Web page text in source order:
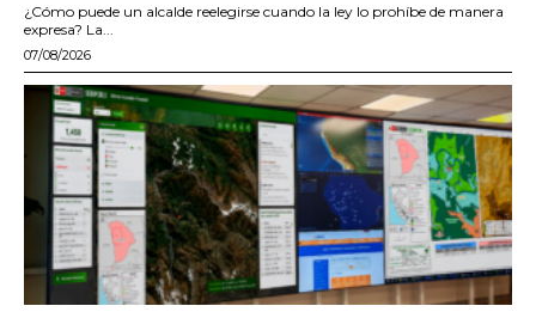
¿Cómo puede un alcalde reelegirse cuando la ley lo prohíbe de manera
expresa? La...
07/08/2026